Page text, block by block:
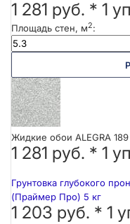
1 281 руб. * 1
Площадь стен, м2:
Жидкие обои ALEGRA 189
1 281 руб. * 1
Грунтовка глубокого
(Праймер Про) 5 кг
1 203 руб. * 1